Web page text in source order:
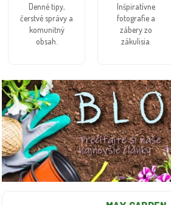
Denné tipy,
čerstvé správy a
komunitný
obsah.
Inšpiratívne
fotografie a
zábery zo
zákulisia.